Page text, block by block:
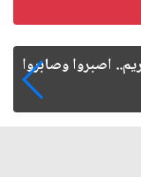
اصبروا وصابروا